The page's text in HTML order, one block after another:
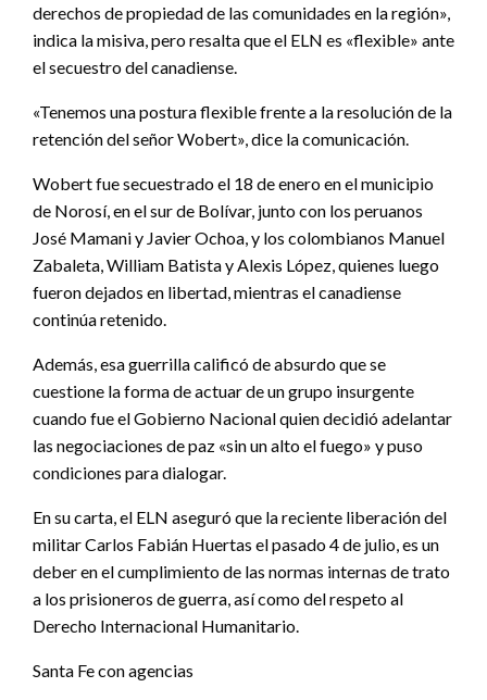
derechos de propiedad de las comunidades en la región»,
indica la misiva, pero resalta que el ELN es «flexible» ante
el secuestro del canadiense.
«Tenemos una postura flexible frente a la resolución de la
retención del señor Wobert», dice la comunicación.
Wobert fue secuestrado el 18 de enero en el municipio
de Norosí, en el sur de Bolívar, junto con los peruanos
José Mamani y Javier Ochoa, y los colombianos Manuel
Zabaleta, William Batista y Alexis López, quienes luego
fueron dejados en libertad, mientras el canadiense
continúa retenido.
Además, esa guerrilla calificó de absurdo que se
cuestione la forma de actuar de un grupo insurgente
cuando fue el Gobierno Nacional quien decidió adelantar
las negociaciones de paz «sin un alto el fuego» y puso
condiciones para dialogar.
En su carta, el ELN aseguró que la reciente liberación del
militar Carlos Fabián Huertas el pasado 4 de julio, es un
deber en el cumplimiento de las normas internas de trato
a los prisioneros de guerra, así como del respeto al
Derecho Internacional Humanitario.
Santa Fe con agencias